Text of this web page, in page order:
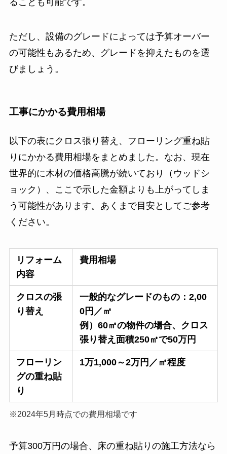
ただし、設備のグレードによっては予算オーバー
の可能性もあるため、グレードを抑えたものを選
びましょう。
工事にかかる費用相場
以下の表にクロス張り替え、フローリング重ね貼
りにかかる費用相場をまとめました。なお、現在
世界的に木材の価格高騰が続いており（ウッドシ
ョック）、ここで示した金額よりも上がってしま
う可能性があります。あくまで目安としてご参考
ください。
リフォーム
内容
費用相場
クロスの張
り替え
一般的なグレードのもの：2,00
0円／㎡
例）60㎡の物件の場合、クロス
張り替え面積250㎡で50万円
フローリン
グの重ね貼
り
1万1,000～2万円／㎡程度
※2024年5月時点での費用相場です
予算300万円の場合、床の重ね貼りの施工方法なら